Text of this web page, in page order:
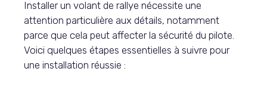
Installer un volant de rallye nécessite une
attention particulière aux détails, notamment
parce que cela peut affecter la sécurité du pilote.
Voici quelques étapes essentielles à suivre pour
une installation réussie :